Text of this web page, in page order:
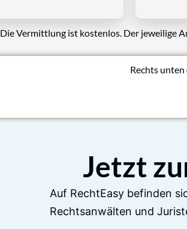
Die Vermittlung ist kostenlos. Der jeweilige
Rechts
Jetzt
Auf RechtEasy befinden
Rechtsanwälten und